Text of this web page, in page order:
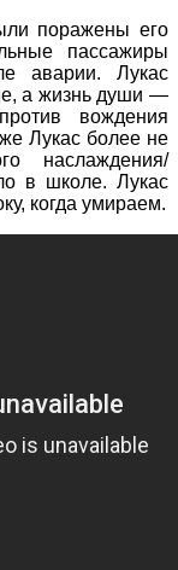
поражены его
пассажиры
аварии. Лукас
а жизнь души —
вождения
Лукас более не
наслаждения/
в школе. Лукас
когда умираем.